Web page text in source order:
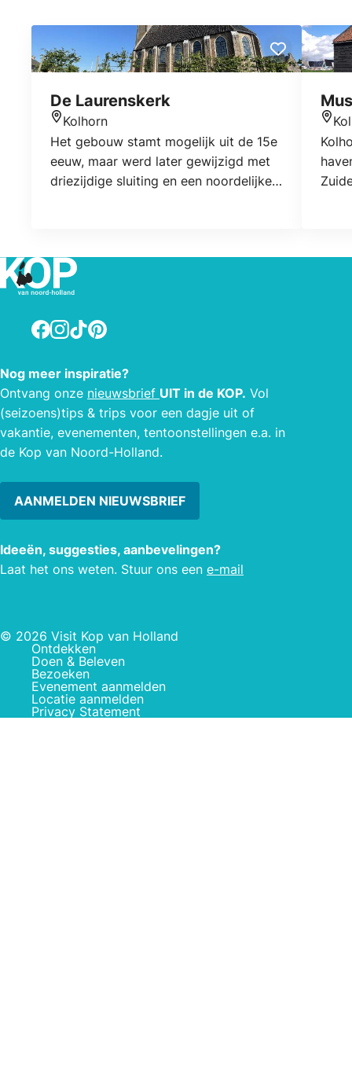
De Laurenskerk
Locatie
Kolhorn
Het gebouw stamt mogelijk uit de 15e
eeuw, maar werd later gewijzigd met
driezijdige sluiting en een noordelijke
toren bestaat uit een eenvoudige 19e-
eeuwse toren met achtzijdige spits.
Facebook
Instagram
TikTokPinterest
Nog meer inspiratie?
Ontvang onze nieuwsbrief UIT in de KOP. Vol
(seizoens)tips & trips voor een dagje uit of
vakantie, evenementen, tentoonstellingen e.a. in
de Kop van Noord-Holland.
AANMELDEN NIEUWSBRIEF
Ideeën, suggesties, aanbevelingen?
Laat het ons weten. Stuur ons een e-mail
© 2026 Visit Kop van Holland
Ontdekken
Doen & Beleven
Bezoeken
Evenement aanmelden
Locatie aanmelden
Privacy Statement